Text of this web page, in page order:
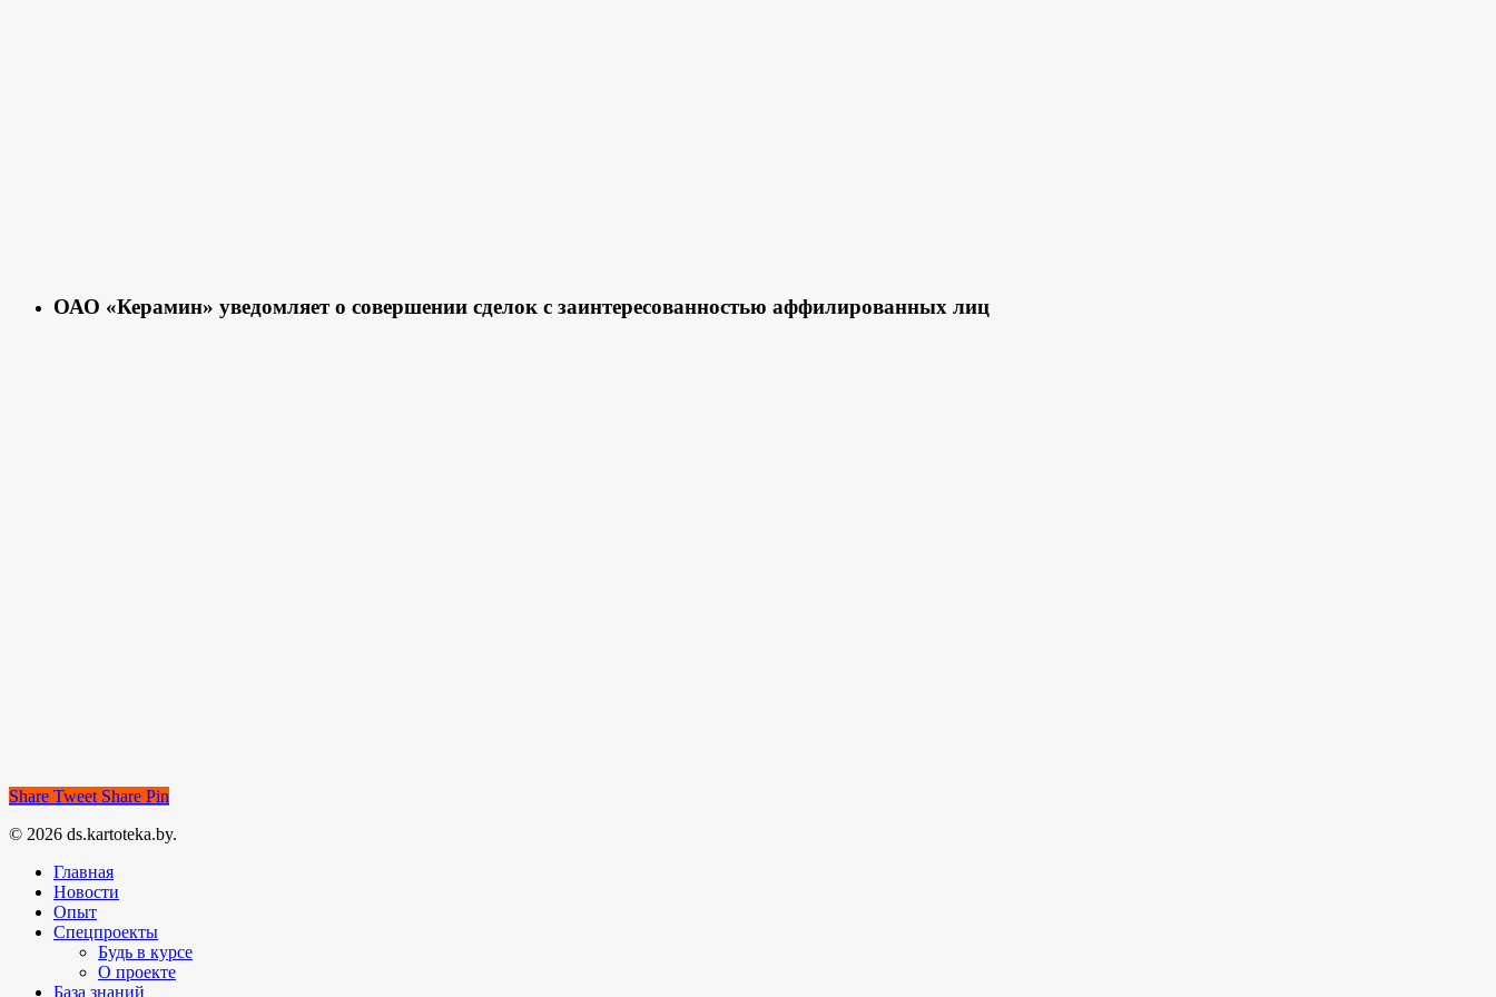
ОАО «Керамин» уведомляет о совершении сделок с заинтересованностью аффилированных лиц
Share Tweet Share Pin
© 2026 ds.kartoteka.by.
Главная
Новости
Опыт
Спецпроекты
Будь в курсе
О проекте
База знаний